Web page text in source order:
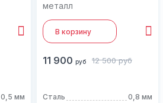
0,5 мм
металл
В корзину
11 900 руб 12 500 руб
Сталь
0,8 мм